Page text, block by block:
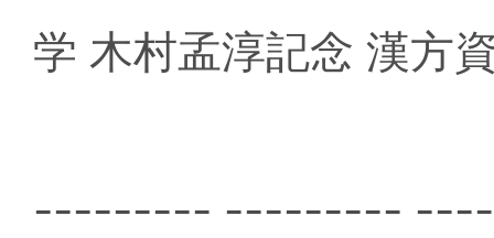
学 木村孟淳記念 漢方
--------- ---------